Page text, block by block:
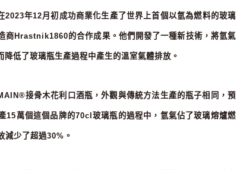
2023年12月初成功商業化生產了世界上首個以氫為燃料的玻璃
商 Hrastnik1860的合作成果。他們開發了一種新技術，將氫氣
低了玻璃瓶生產過程中產生的溫室氣體排放。
接骨木花利口酒瓶，外觀與傳統方法生產的瓶子相同，預
15 萬個這個品牌的70cl 玻璃瓶的過程中，氫氣佔了玻璃熔爐燃
減少了超過30% 。